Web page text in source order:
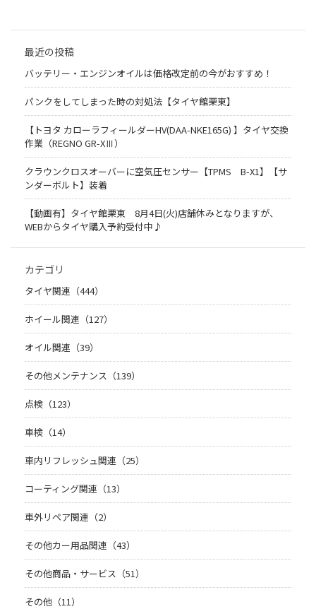
最近の投稿
バッテリー・エンジンオイルは価格改定前の今がおすすめ！
パンクをしてしまった時の対処法【タイヤ館栗東】
【トヨタ カローラフィールダーHV(DAA-NKE165G) 】タイヤ交換
作業（REGNO GR-XⅢ）
クラウンクロスオーバーに空気圧センサー【TPMS B-X1】【サ
ンダーボルト】装着
【動画有】タイヤ館栗東 8月4日(火)店舗休みとなりますが、
WEBからタイヤ購入予約受付中♪
カテゴリ
タイヤ関連（444）
ホイール関連（127）
オイル関連（39）
その他メンテナンス（139）
点検（123）
車検（14）
車内リフレッシュ関連（25）
コーティング関連（13）
車外リペア関連（2）
その他カー用品関連（43）
その他商品・サービス（51）
その他（11）